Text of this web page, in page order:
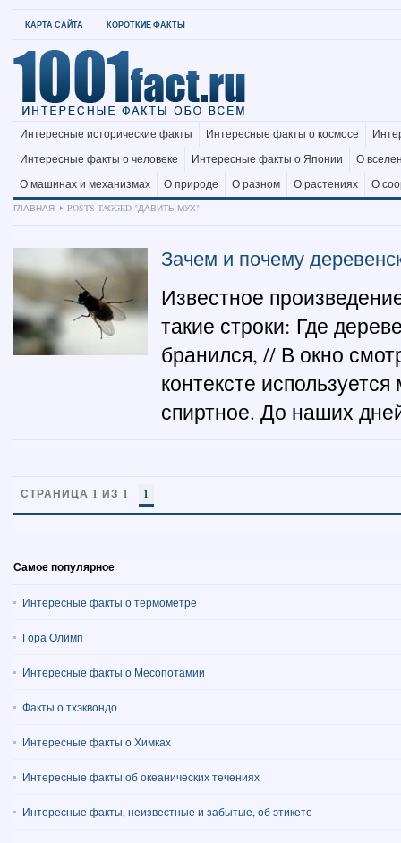
КАРТА САЙТА КОРОТКИЕ ФАКТЫ
Интересные исторические факты Интересные факты о космосе
Интересные факты о человеке
Интересные факты о Японии
О
О машинах и механизмах
О природе О разном О растениях
О
ГЛАВНАЯ
POSTS TAGGED "ДАВИТЬ МУХ"
Зачем и почему
Известное
такие строки: Где
бранился, // В окно
контексте
спиртное. До наших
СТРАНИЦА 1 ИЗ 1 1
Самое популярное
Интересные факты о термометре
Гора Олимп
Интересные факты о Месопотамии
Факты о тхэквондо
Интересные факты о Химках
Интересные факты об океанических течениях
Интересные факты, неизвестные и забытые, об этикете